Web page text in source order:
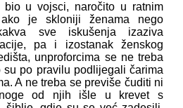
u vojsci, naročito u ratnim
je skloniji ženama nego
sve iskušenja izaziva
pa i izostanak ženskog
unproforcima se ne treba
po pravilu podlijegali čarima
A ne treba se previše čuditi ni
od njih išle u krevet s